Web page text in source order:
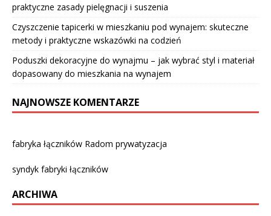
praktyczne zasady pielęgnacji i suszenia
Czyszczenie tapicerki w mieszkaniu pod wynajem: skuteczne
metody i praktyczne wskazówki na codzień
Poduszki dekoracyjne do wynajmu – jak wybrać styl i materiał
dopasowany do mieszkania na wynajem
NAJNOWSZE KOMENTARZE
fabryka łączników Radom prywatyzacja
syndyk fabryki łączników
ARCHIWA